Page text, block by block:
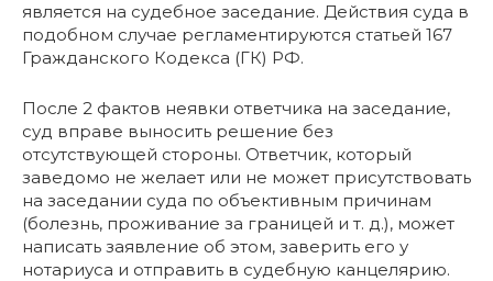
является на судебное заседание. Действия суда в
подобном случае регламентируются статьей 167
Гражданского Кодекса (ГК) РФ.
После 2 фактов неявки ответчика на заседание,
суд вправе выносить решение без
отсутствующей стороны. Ответчик, который
заведомо не желает или не может присутствовать
на заседании суда по объективным причинам
(болезнь, проживание за границей и т. д.), может
написать заявление об этом, заверить его у
нотариуса и отправить в судебную канцелярию.